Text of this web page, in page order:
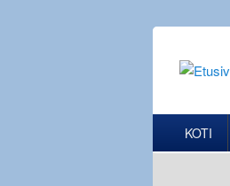
KOTI